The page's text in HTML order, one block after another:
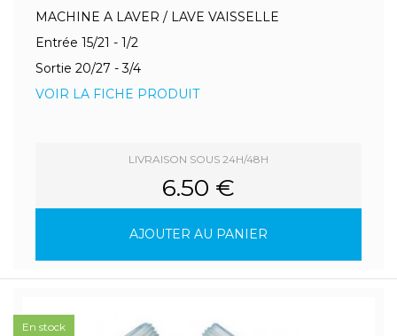
MACHINE A LAVER / LAVE VAISSELLE
Entrée 15/21 - 1/2
Sortie 20/27 - 3/4
VOIR LA FICHE PRODUIT
LIVRAISON SOUS 24H/48H
6.50 €
AJOUTER AU PANIER
En stock